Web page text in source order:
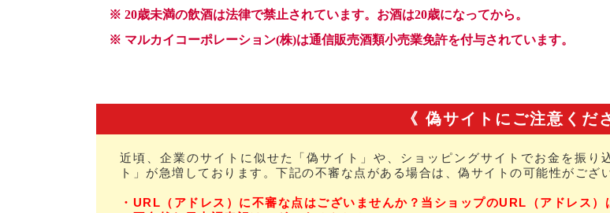
《 偽サイトにご注意くだ
近頃、企業のサイトに似せた「偽サイト」や、ショッピングサイトでお金を振
ト」が急増しております。下記の不審な点がある場合は、偽サイトの可能性がござ
・URL（アドレス）に不審な点はございませんか？当ショップのURL（アドレス）